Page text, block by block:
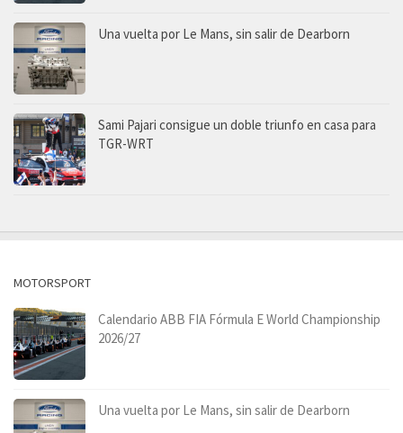
Una vuelta por Le Mans, sin salir de Dearborn
Sami Pajari consigue un doble triunfo en casa para
TGR-WRT
MOTORSPORT
Calendario ABB FIA Fórmula E World Championship
2026/27
Una vuelta por Le Mans, sin salir de Dearborn